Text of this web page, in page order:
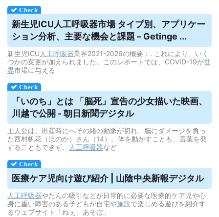
新生児ICU人工呼吸器市場 タイプ別、アプリケー
ション分析、主要な機会と課題 – Getinge ...
新生児ICU 人工呼吸器業界2021-2026の概要：. これにより、いく
つかの変更が加えられました。このレポートでは、COVID-19が世
界市場に与える
「いのち」とは 「脳死」宣告の少女描いた映画、
川越で公開 - 朝日新聞デジタル
主 人公は、出産時にへその緒の動脈が切れ、脳にダメージを負っ
た西村帆花（ほのか）さん（14）。体を動かすことも、言葉を発
することもできず、
人工呼吸器など
医療ケア児向け遊び紹介 | 山陰中央新報デジタル
人工呼吸器やたんの吸引などが日常的に必要な医療的ケア児や心
身に重い障害のある子どもが自宅や施設で楽しめる遊びを紹介す
るウェブサイト「ねぇ、あそぼ」